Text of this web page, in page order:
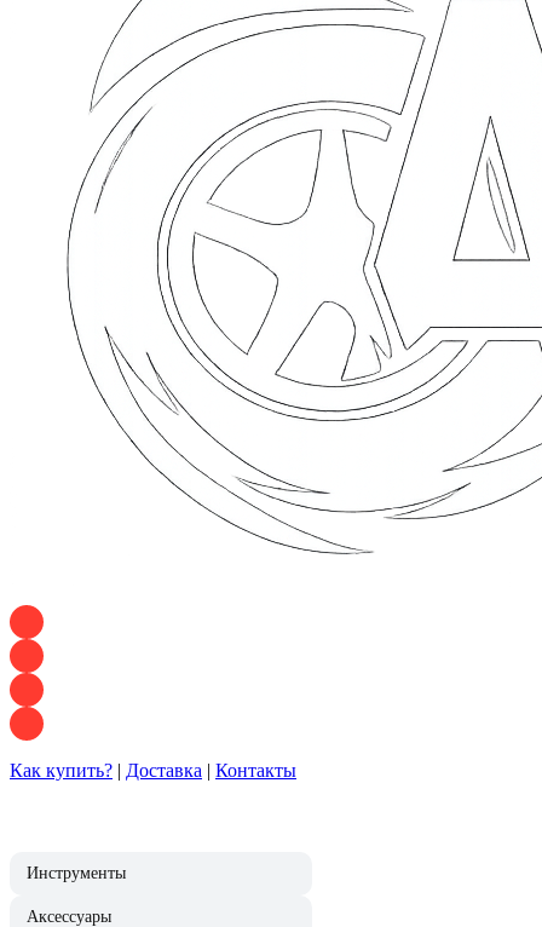
Как купить? | Доставка | Контакты
Инструменты
Аксессуары